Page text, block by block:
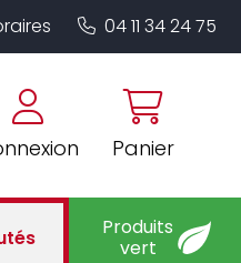
Panier
04 11 34 24 75
Produits
vert